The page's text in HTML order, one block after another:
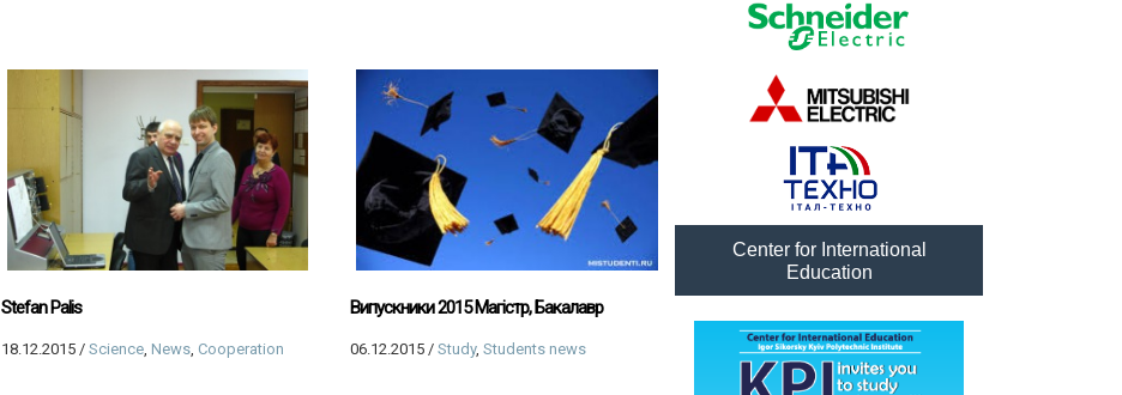
Stefan Palis
18.12.2015/ Science, News, Cooperation
Випускники 2015 Магістр, Бакалавр
06.12.2015 /Study,Students news
Center for International
Education